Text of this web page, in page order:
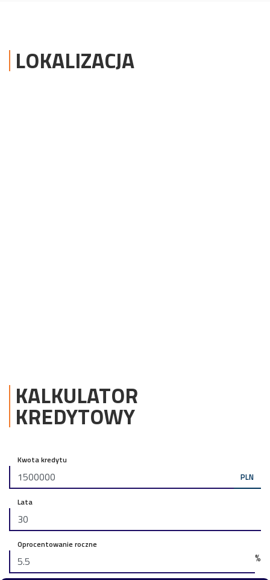
LOKALIZACJA
KALKULATOR
KREDYTOWY
Kwota kredytu
PLN
Lata
Oprocentowanie roczne
%